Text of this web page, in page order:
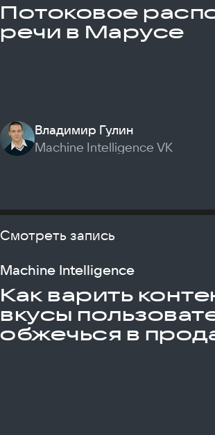
Потоковое
речи в Марусе
Владимир Гулин
Machine Intelligence VK
Смотреть запись
Machine Intelligence
Как варить
вкусы
обжечься в